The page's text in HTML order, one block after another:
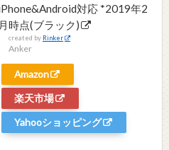
対応 *2019年2
月時点(ブラック)
created by Rinker
Anker
Amazon
楽天市場
Yahooショッピング